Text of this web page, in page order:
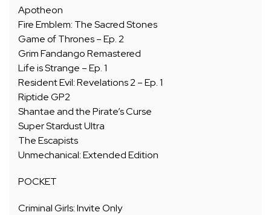
Apotheon
Fire Emblem: The Sacred Stones
Game of Thrones – Ep. 2
Grim Fandango Remastered
Life is Strange – Ep. 1
Resident Evil: Revelations 2 – Ep. 1
Riptide GP2
Shantae and the Pirate’s Curse
Super Stardust Ultra
The Escapists
Unmechanical: Extended Edition
POCKET
Criminal Girls: Invite Only